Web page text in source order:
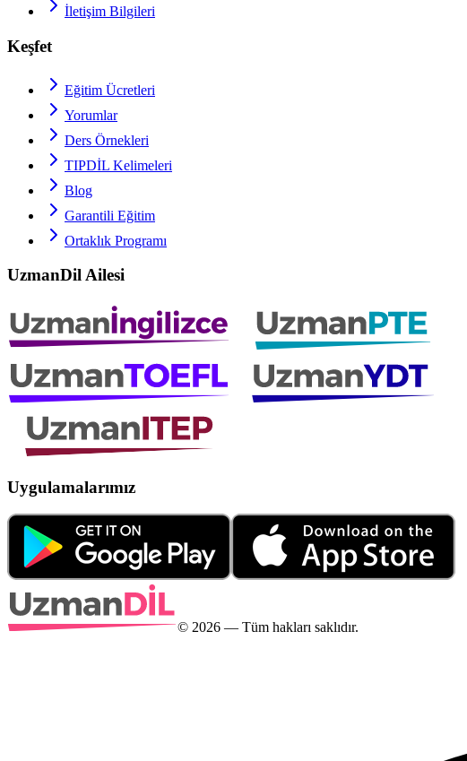
İletişim Bilgileri
Keşfet
Eğitim Ücretleri
Yorumlar
Ders Örnekleri
TIPDİL Kelimeleri
Blog
Garantili Eğitim
Ortaklık Programı
UzmanDil Ailesi
Uygulamalarımız
© 2026 — Tüm hakları saklıdır.